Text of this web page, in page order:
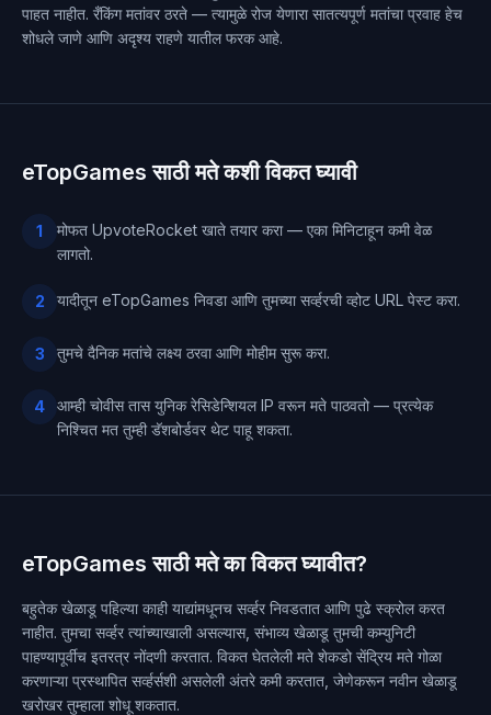
पाहत नाहीत. रँकिंग मतांवर ठरते — त्यामुळे रोज येणारा सातत्यपूर्ण मतांचा प्रवाह हेच
शोधले जाणे आणि अदृश्य राहणे यातील फरक आहे.
eTopGames साठी मते कशी विकत घ्यावी
1
मोफत UpvoteRocket खाते तयार करा — एका मिनिटाहून कमी वेळ
लागतो.
2 यादीतून eTopGames निवडा आणि तुमच्या सर्व्हरची व्होट URL पेस्ट करा.
3 तुमचे दैनिक मतांचे लक्ष्य ठरवा आणि मोहीम सुरू करा.
4
आम्ही चोवीस तास युनिक रेसिडेन्शियल IP वरून मते पाठवतो — प्रत्येक
निश्चित मत तुम्ही डॅशबोर्डवर थेट पाहू शकता.
eTopGames साठी मते का विकत घ्यावीत?
बहुतेक खेळाडू पहिल्या काही याद्यांमधूनच सर्व्हर निवडतात आणि पुढे स्क्रोल करत
नाहीत. तुमचा सर्व्हर त्यांच्याखाली असल्यास, संभाव्य खेळाडू तुमची कम्युनिटी
पाहण्यापूर्वीच इतरत्र नोंदणी करतात. विकत घेतलेली मते शेकडो सेंद्रिय मते गोळा
करणाऱ्या प्रस्थापित सर्व्हर्सशी असलेली अंतरे कमी करतात, जेणेकरून नवीन खेळाडू
खरोखर तुम्हाला शोधू शकतात.